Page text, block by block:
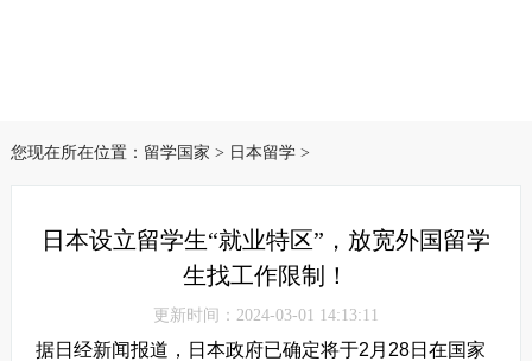
您现在所在位置： 留学国家 > 日本留学>
日本设立留学生“就业特区”，放宽外国留学
生找工作限制！
更新时间：2024-03-01 14:13:11
据日经新闻报道，日本政府已确定将于2月28日在国家